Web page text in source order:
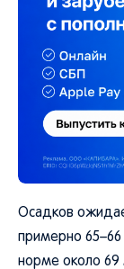
Осадков
примерно 65–66
норме около 69